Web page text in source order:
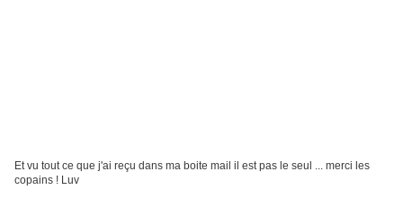
Et vu tout ce que j'ai reçu dans ma boite mail il est pas le seul ... merci les
copains ! Luv